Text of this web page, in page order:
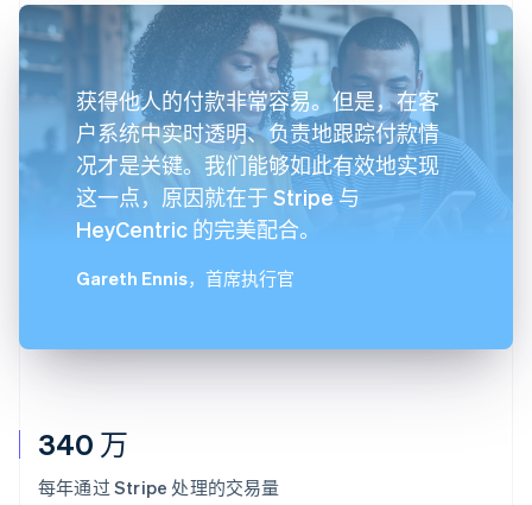
340 万
每年通过 Stripe 处理的交易量
获得他人的付款非常容易。但是，在客
户系统中实时透明、负责地跟踪付款情
况才是关键。我们能够如此有效地实现
这一点，原因就在于 Stripe 与
HeyCentric 的完美配合。
Gareth Ennis，首席执行官